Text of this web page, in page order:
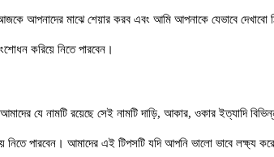
আপনাদের মাঝে শেয়ার করব এবং আমি আপনাকে যেভাবে দেখাবো
করিয়ে নিতে পারবেন।
যে নামটি রয়েছে সেই নামটি দাড়ি, আকার, ওকার ইত্যাদি
পারবেন। আমাদের এই টিপসটি যদি আপনি ভালো ভাবে লক্ষ্য